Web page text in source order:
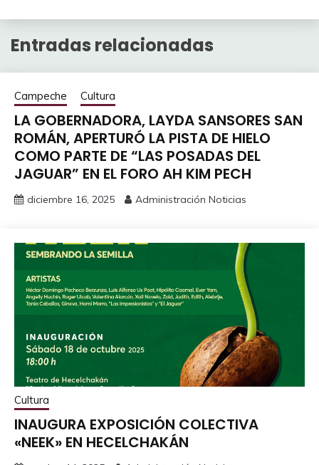
Entradas relacionadas
Campeche Cultura
LA GOBERNADORA, LAYDA SANSORES SAN
ROMÁN, APERTURÓ LA PISTA DE HIELO
COMO PARTE DE “LAS POSADAS DEL
JAGUAR” EN EL FORO AH KIM PECH
diciembre 16, 2025 Administración Noticias
Cultura
INAUGURA EXPOSICIÓN COLECTIVA
«NEEK» EN HECELCHAKÁN